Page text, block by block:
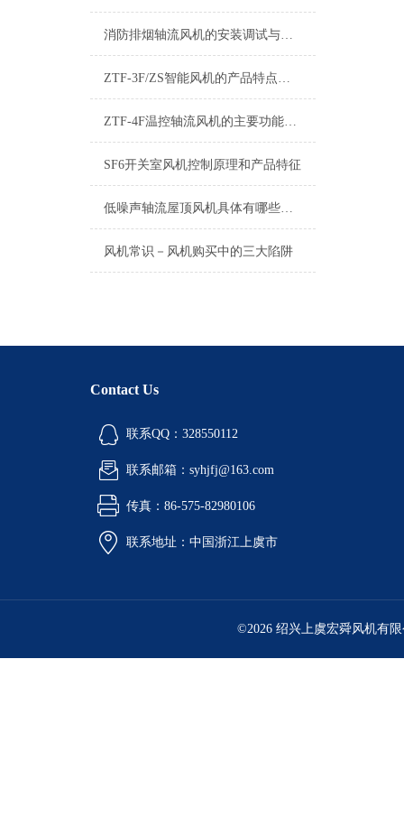
消防排烟轴流风机的安装调试与运行维护指南
ZTF-3F/ZS智能风机的产品特点有哪些
ZTF-4F温控轴流风机的主要功能介绍
SF6开关室风机控制原理和产品特征
低噪声轴流屋顶风机具体有哪些特点
风机常识－风机购买中的三大陷阱
Contact Us
联系QQ：328550112
联系邮箱：syhjfj@163.com
传真：86-575-82980106
联系地址：中国浙江上虞市
©2026 绍兴上虞宏舜风机有